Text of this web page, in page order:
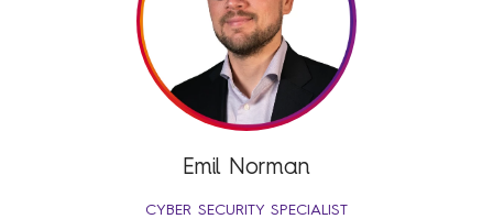
Emil Norman
CYBER SECURITY SPECIALIST